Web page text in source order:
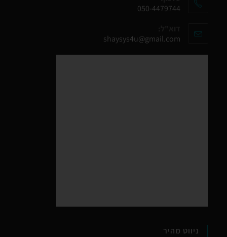
050-4479744
shaysys4u@gmail.com
ניווט מהיר